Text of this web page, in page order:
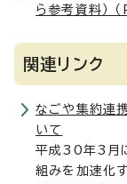
ら参考資料）
関連リンク
なごや集約連
いて
平成30年3月
組みを加速化